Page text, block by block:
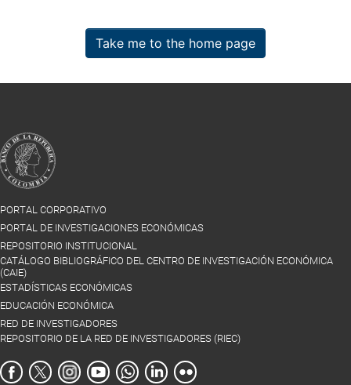
Take me to the home page
PORTAL CORPORATIVO
PORTAL DE INVESTIGACIONES ECONÓMICAS
REPOSITORIO INSTITUCIONAL
CATÁLOGO BIBLIOGRÁFICO DEL CENTRO DE INVESTIGACIÓN ECONÓMICA
(CAIE)
ESTADÍSTICAS ECONÓMICAS
EDUCACIÓN ECONÓMICA
RED DE INVESTIGADORES
REPOSITORIO DE LA RED DE INVESTIGADORES (RIEC)